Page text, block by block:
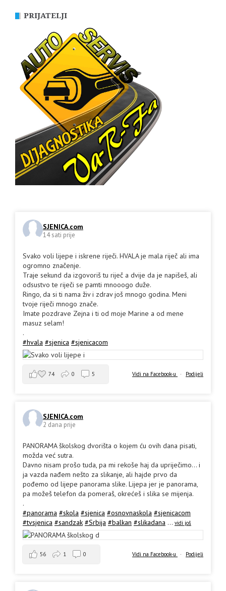
PRIJATELJI
SJENICA.com
14 sati prije
Svako voli lijepe i iskrene riječi. HVALA je mala riječ ali ima
ogromno značenje.
Traje sekund da izgovoriš tu riječ a dvije da je napišeš, ali
odsustvo te riječi se pamti mnooogo duže.
Ringo, da si ti nama živ i zdrav još mnogo godina. Meni
tvoje riječi mnogo znače.
Imate pozdrave Zejna i ti od moje Marine a od mene
masuz selam!
.
#hvala #sjenica #sjenicacom
Vidi na Facebook-u · Podijeli
74 0 5
SJENICA.com
2 dana prije
PANORAMA školskog dvorišta o kojem ću ovih dana pisati,
možda već sutra.
Davno nisam prošo tuda, pa mi rekoše haj da upriječimo... i
ja vazda nađem nešto za slikanje, ali hajde prvo da
pođemo od lijepe panorama slike. Lijepa jer je panorama,
pa možeš telefon da pomeraš, okrećeš i slika se mijenja.
.
#panorama #skola #sjenica #osnovnaskola #sjenicacom
#tvsjenica #sandzak #Srbija #balkan #slikadana ... vidi još
Vidi na Facebook-u · Podijeli
56 1 0